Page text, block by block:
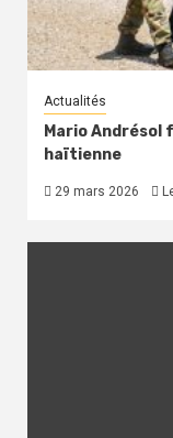
Actualités
Mario Andrésol
haïtienne
29 mars 2026